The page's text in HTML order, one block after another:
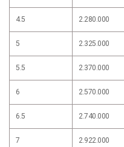
4.5 2.280.000
5 2.325.000
5.5 2.370.000
6 2.570.000
6.5 2.740.000
7 2.922.000